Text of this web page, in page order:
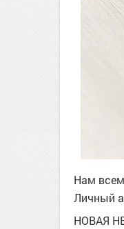
Нам
Личный
НОВАЯ